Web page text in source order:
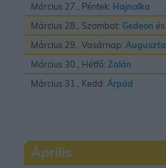
Március 27., Péntek: Hajnalka
Március 28., Szombat: Gedeon és
Március 29., Vasárnap: Auguszta
Március 30., Hétfő: Zalán
Március 31., Kedd: Árpád
Április